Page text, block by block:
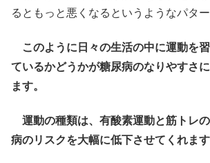
るともっと悪くなるというようなパター
このように日々の生活の中に運動を
ているかどうかが糖尿病のなりやすさ
ます。
運動の種類は、有酸素運動と筋トレ
病のリスクを大幅に低下させてくれます